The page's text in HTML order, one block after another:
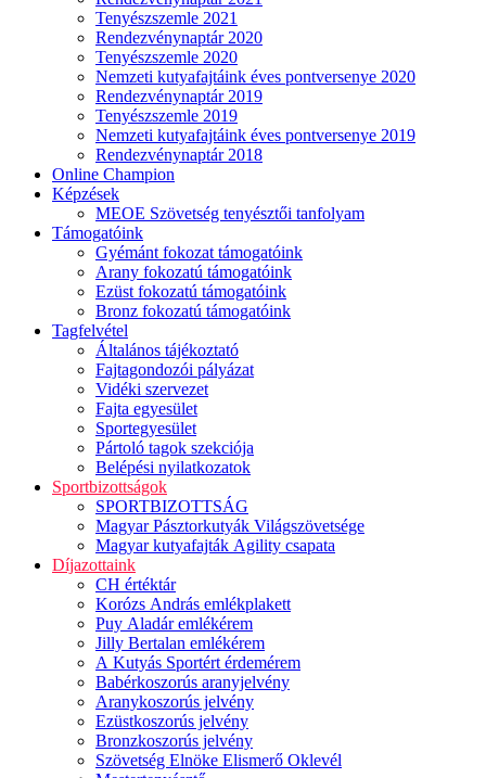
Tenyészszemle 2021
Rendezvénynaptár 2020
Tenyészszemle 2020
Nemzeti kutyafajtáink éves pontversenye 2020
Rendezvénynaptár 2019
Tenyészszemle 2019
Nemzeti kutyafajtáink éves pontversenye 2019
Rendezvénynaptár 2018
Online Champion
Képzések
MEOE Szövetség tenyésztői tanfolyam
Támogatóink
Gyémánt fokozat támogatóink
Arany fokozatú támogatóink
Ezüst fokozatú támogatóink
Bronz fokozatú támogatóink
Tagfelvétel
Általános tájékoztató
Fajtagondozói pályázat
Vidéki szervezet
Fajta egyesület
Sportegyesület
Pártoló tagok szekciója
Belépési nyilatkozatok
Sportbizottságok
SPORTBIZOTTSÁG
Magyar Pásztorkutyák Világszövetsége
Magyar kutyafajták Agility csapata
Díjazottaink
CH értéktár
Korózs András emlékplakett
Puy Aladár emlékérem
Jilly Bertalan emlékérem
A Kutyás Sportért érdemérem
Babérkoszorús aranyjelvény
Aranykoszorús jelvény
Ezüstkoszorús jelvény
Bronzkoszorús jelvény
Szövetség Elnöke Elismerő Oklevél